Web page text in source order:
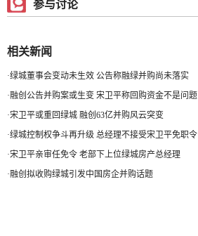
参与讨论
相关新闻
·绿城董事会变动未生效 公告称融绿并购尚未落实
·融创公告并购案或生变 宋卫平称回购资金不是问题
·宋卫平或重回绿城 融创63亿并购风云突变
·绿城控制权争斗再升级 总经理不接受宋卫平免职令
·宋卫平亲审任免令 老部下上位绿城房产总经理
·融创拟收购绿城引发中国房企并购话题